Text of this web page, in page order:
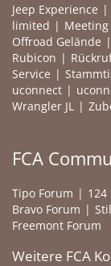
Jeep Experience
limited
Meeting
Offroad Gelände
Rubicon
Service
uconnect
Wrangler JL
FCA
Tipo Forum 124
Bravo Forum
Freemont Forum
Weitere FCA